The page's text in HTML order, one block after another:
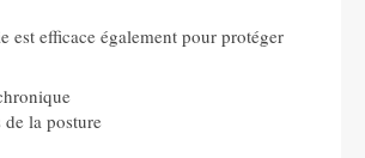
est efficace également pour protéger
de la posture